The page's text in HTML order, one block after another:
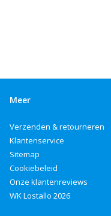
Meer
Verzenden & retourneren
Klantenservice
Sitemap
Cookiebeleid
Onze klantenreviews
WK Lostallo 2026